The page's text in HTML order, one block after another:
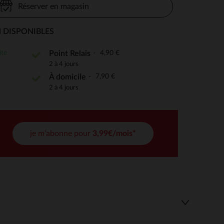
de confidentialité, en garantissant la conformité avec
Réserver en magasin
Point Relais 4,90 €
2 à 4 jours
À domicile 7,90 €
2 à 4 jours
je m'abonne pour 3,99€/mois*